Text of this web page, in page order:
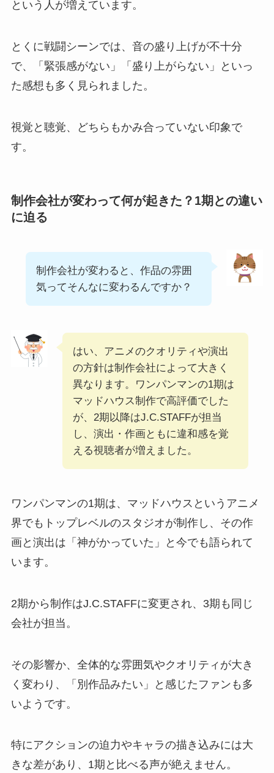
という人が増えています。
とくに戦闘シーンでは、音の盛り上げが不十分
で、「緊張感がない」「盛り上がらない」といっ
た感想も多く見られました。
視覚と聴覚、どちらもかみ合っていない印象で
す。
制作会社が変わって何が起きた？1期との違い
に迫る
制作会社が変わると、作品の雰囲
気ってそんなに変わるんですか？
はい、アニメのクオリティや演出
の方針は制作会社によって大きく
異なります。ワンパンマンの1期は
マッドハウス制作で高評価でした
が、2期以降はJ.C.STAFFが担当
し、演出・作画ともに違和感を覚
える視聴者が増えました。
ワンパンマンの1期は、マッドハウスというアニメ
界でもトップレベルのスタジオが制作し、その作
画と演出は「神がかっていた」と今でも語られて
います。
2期から制作はJ.C.STAFFに変更され、3期も同じ
会社が担当。
その影響か、全体的な雰囲気やクオリティが大き
く変わり、「別作品みたい」と感じたファンも多
いようです。
特にアクションの迫力やキャラの描き込みには大
きな差があり、1期と比べる声が絶えません。